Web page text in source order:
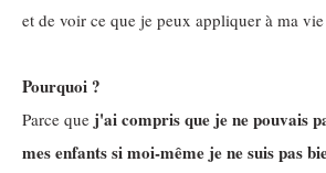
et de voir ce que je peux appliquer à ma
Pourquoi ?
Parce que j'ai compris que je ne pouvais
mes enfants si moi-même je ne suis pas